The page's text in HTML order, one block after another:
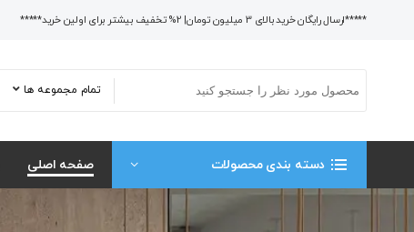
*****ارسال رایگان خرید بالای 3 میلیون تومان| 2% تخفیف بیشتر برای اولین خرید*****
تمام مجموعه ها
دسته بندی محصولات صفحه اصلی